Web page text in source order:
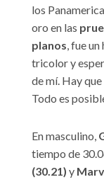
los
oro en las
planos, fue
tricolor y
de mí. Hay
Todo es
En masculino,
tiempo de
(30.21) y